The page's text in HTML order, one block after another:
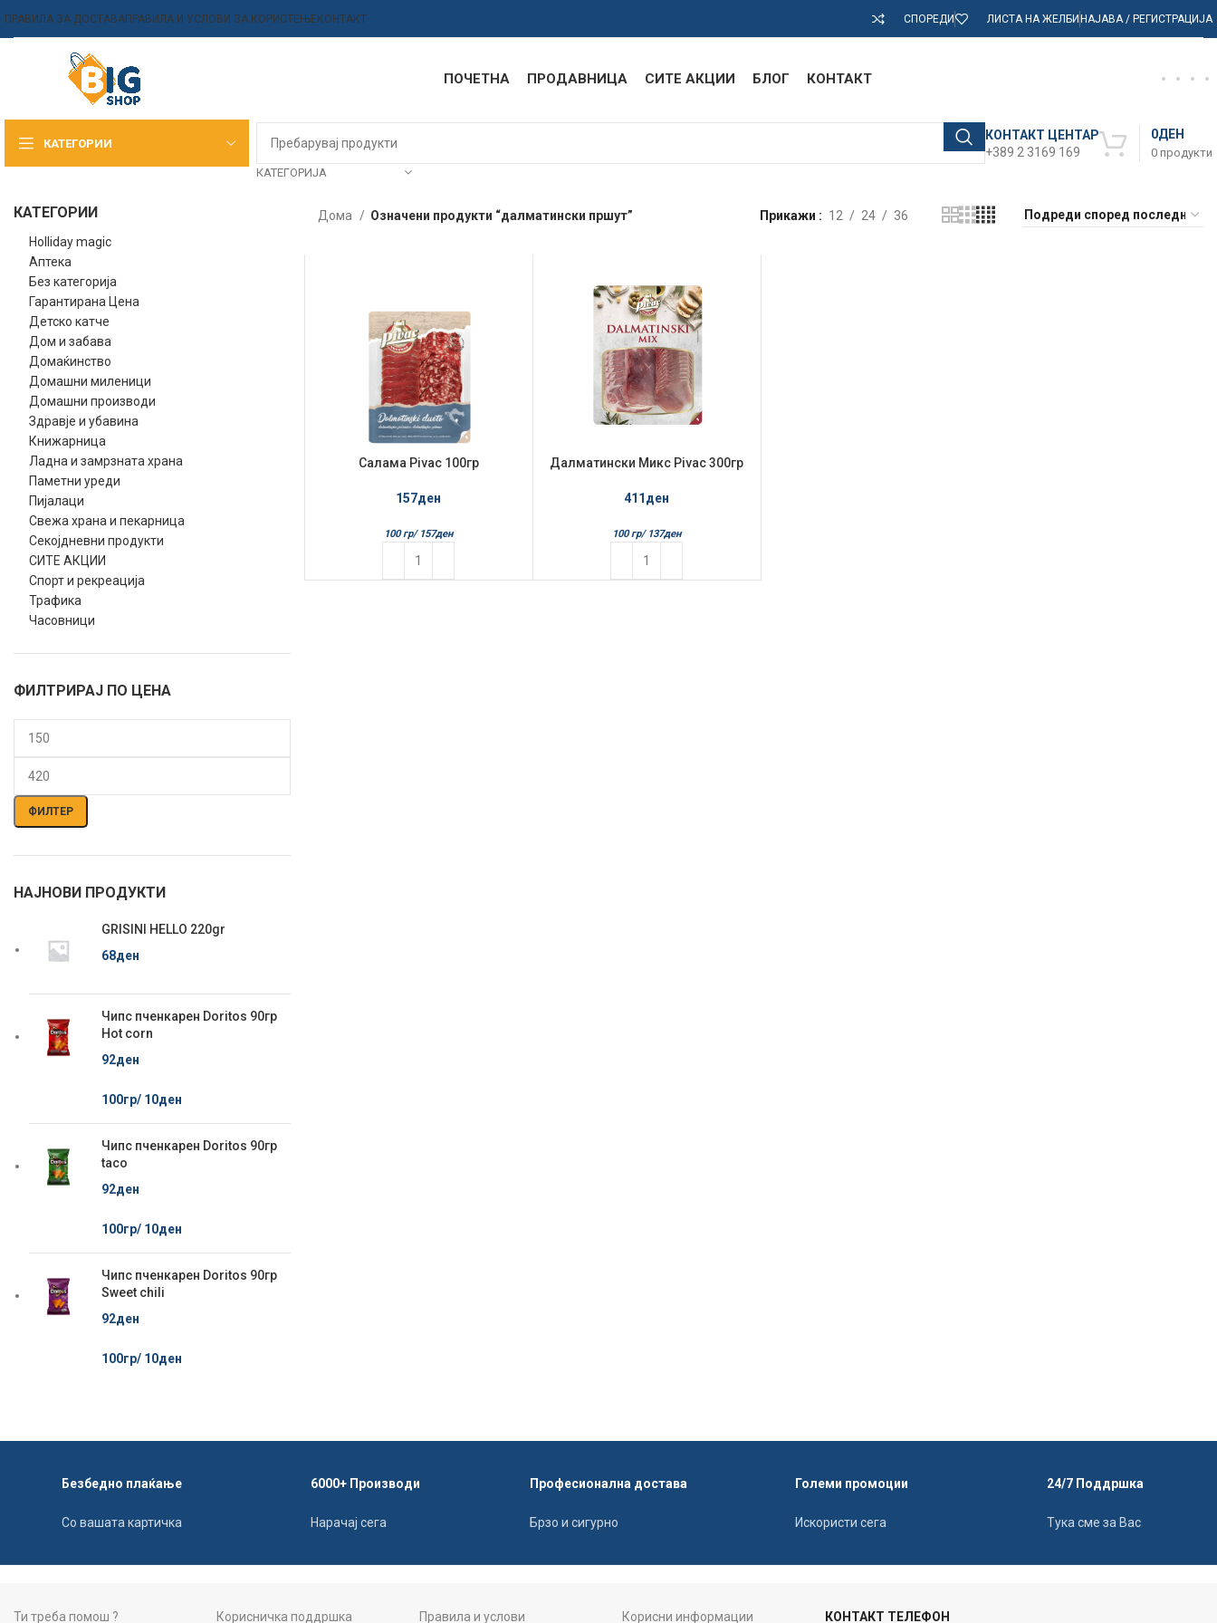
ПРАВИЛА ЗА ДОСТАВАПРАВИЛА И УСЛОВИ ЗА КОРИСТЕЊЕКОНТАКТ СПОРЕДИ ЛИСТА НА ЖЕЛБИНАЈАВА / РЕГИСТРАЦИЈА
ПОЧЕТНА ПРОДАВНИЦА СИТЕ АКЦИИ БЛОГ КОНТАКТ
КАТЕГОРИИ
КАТЕГОРИЈА
КОНТАКТ ЦЕНТАР
+389 2 3169 169
0 продукти
0ДЕН
КАТЕГОРИИ
Holliday magic
Аптека
Без категорија
Гарантирана Цена
Детско катче
Дом и забава
Домаќинство
Домашни миленици
Домашни производи
Здравје и убавина
Книжарница
Ладна и замрзната храна
Паметни уреди
Пијалаци
Свежа храна и пекарница
Секојдневни продукти
СИТЕ АКЦИИ
Спорт и рекреација
Трафика
Часовници
ФИЛТРИРАЈ ПО ЦЕНА
Мин.
цена
Макс.
цена
ФИЛТЕР
НАЈНОВИ ПРОДУКТИ
GRISINI HELLO 220gr
68ден
Чипс пченкарен Doritos 90гр
Hot corn
92ден
100гр/ 10ден
Чипс пченкарен Doritos 90гр
taco
92ден
100гр/ 10ден
Чипс пченкарен Doritos 90гр
Sweet chili
92ден
100гр/ 10ден
Дома Означени продукти “далматински пршут” Прикажи 12 24 36
Салама Pivac 100гр
157ден
100 гр/ 157ден
Далматински Микс Pivac 300гр
411ден
100 гр/ 137ден
Безбедно плаќање
Со вашата картичка
6000+ Производи
Нарачај сега
Професионална достава
Брзо и сигурно
Големи промоции
Искористи сега
24/7 Поддршка
Тука сме за Вас
Ти треба помош ? Корисничка поддршка Правила и услови Корисни информации КОНТАКТ ТЕЛЕФОН